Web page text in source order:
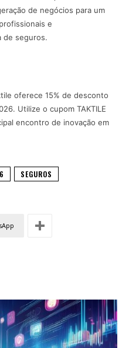
de negócios para um
e
de seguros.
oferece 15% de desconto
Utilize o cupom TAKTILE
encontro de inovação em
SEGUROS